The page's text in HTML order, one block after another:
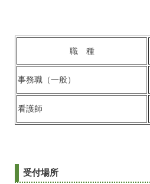
職 種
事務職（一般）
看護師
受付場所